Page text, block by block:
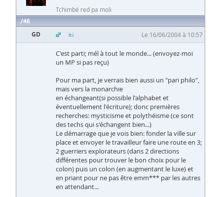
Tchimbé red pa moli
46
GD
Le 16/06/2004 à 10:57
C'est parti; mél à tout le monde... (envoyez-moi
un MP si pas reçu)
Pour ma part, je verrais bien aussi un "pari philo",
mais vers la monarchie
en échangeant(si possible l'alphabet et
éventuellement l'écriture); donc premières
recherches: mysticisme et polythéisme (ce sont
des techs qui s'échangent bien...)
Le démarrage que je vois bien: fonder la ville sur
place et envoyer le travailleur faire une route en 3;
2 guerriers explorateurs (dans 2 directions
différentes pour trouver le bon choix pour le
colon) puis un colon (en augmentant le luxe) et
en priant pour ne pas être emm*** par les autres
en attendant...